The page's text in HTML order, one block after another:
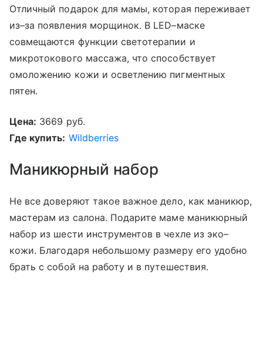
Отличный подарок для мамы, которая переживает
из–за появления морщинок. В LED–маске
совмещаются функции светотерапии и
микротокового массажа, что способствует
омоложению кожи и осветлению пигментных
пятен.
Цена: 3669 руб.
Где купить: Wildberries
Маникюрный набор
Не все доверяют такое важное дело, как маникюр,
мастерам из салона. Подарите маме маникюрный
набор из шести инструментов в чехле из эко–
кожи. Благодаря небольшому размеру его удобно
брать с собой на работу и в путешествия.